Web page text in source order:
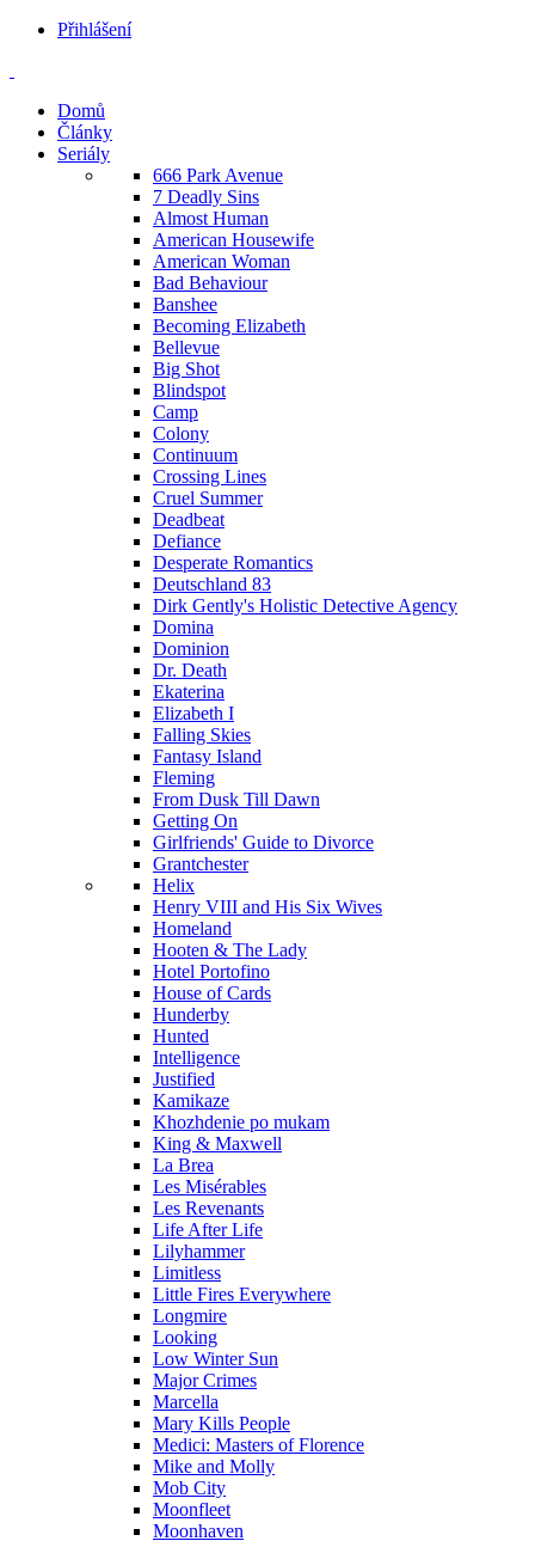
Přihlášení
Domů
Články
Seriály
666 Park Avenue
7 Deadly Sins
Almost Human
American Housewife
American Woman
Bad Behaviour
Banshee
Becoming Elizabeth
Bellevue
Big Shot
Blindspot
Camp
Colony
Continuum
Crossing Lines
Cruel Summer
Deadbeat
Defiance
Desperate Romantics
Deutschland 83
Dirk Gently's Holistic Detective Agency
Domina
Dominion
Dr. Death
Ekaterina
Elizabeth I
Falling Skies
Fantasy Island
Fleming
From Dusk Till Dawn
Getting On
Girlfriends' Guide to Divorce
Grantchester
Helix
Henry VIII and His Six Wives
Homeland
Hooten & The Lady
Hotel Portofino
House of Cards
Hunderby
Hunted
Intelligence
Justified
Kamikaze
Khozhdenie po mukam
King & Maxwell
La Brea
Les Misérables
Les Revenants
Life After Life
Lilyhammer
Limitless
Little Fires Everywhere
Longmire
Looking
Low Winter Sun
Major Crimes
Marcella
Mary Kills People
Medici: Masters of Florence
Mike and Molly
Mob City
Moonfleet
Moonhaven